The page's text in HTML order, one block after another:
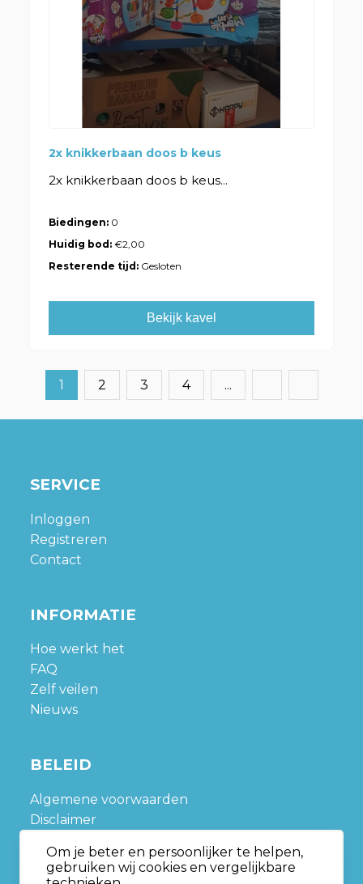
Om je beter en persoonlijker te helpen,
gebruiken wij cookies en vergelijkbare
2x knikkerbaan doos b keus
2x knikkerbaan doos b keus...
Biedingen: 0
Huidig bod:€2,00
Resterende tijd: Gesloten
Bekijk kavel
1 2 3 4 ...
SERVICE
Inloggen
Registreren
Contact
INFORMATIE
Hoe werkt het
FAQ
Zelf veilen
Nieuws
BELEID
Algemene voorwaarden
Disclaimer
Sitemap